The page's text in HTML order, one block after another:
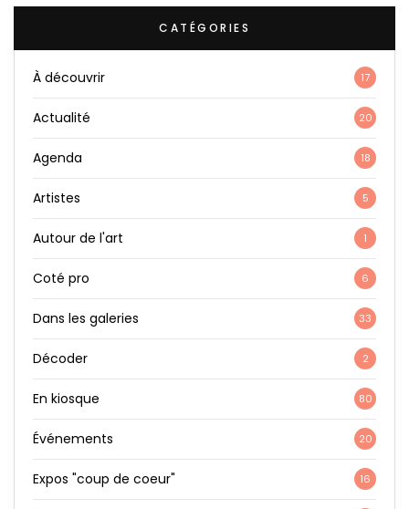
CATÉGORIES
À découvrir 17
Actualité 20
Agenda 18
Artistes 5
Autour de l'art 1
Coté pro 6
Dans les galeries 33
Décoder 2
En kiosque 80
Événements 20
Expos "coup de coeur" 16